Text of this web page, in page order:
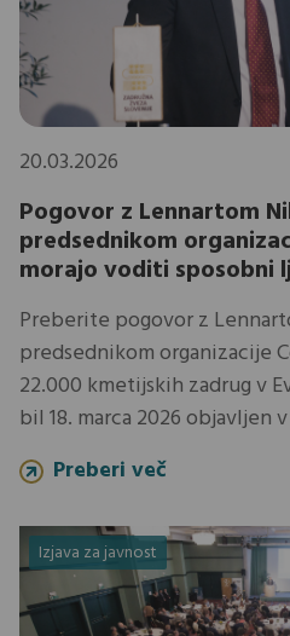
20.03.2026
Pogovor z Lennartom
predsednikom
morajo voditi sposobni
Preberite pogovor z
predsednikom organizacije
22.000 kmetijskih zadrug v
bil 18. marca 2026 objavljen
Preberi več
Izjava za javnost